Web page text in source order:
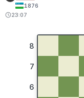
1876
23:07
8
7
6